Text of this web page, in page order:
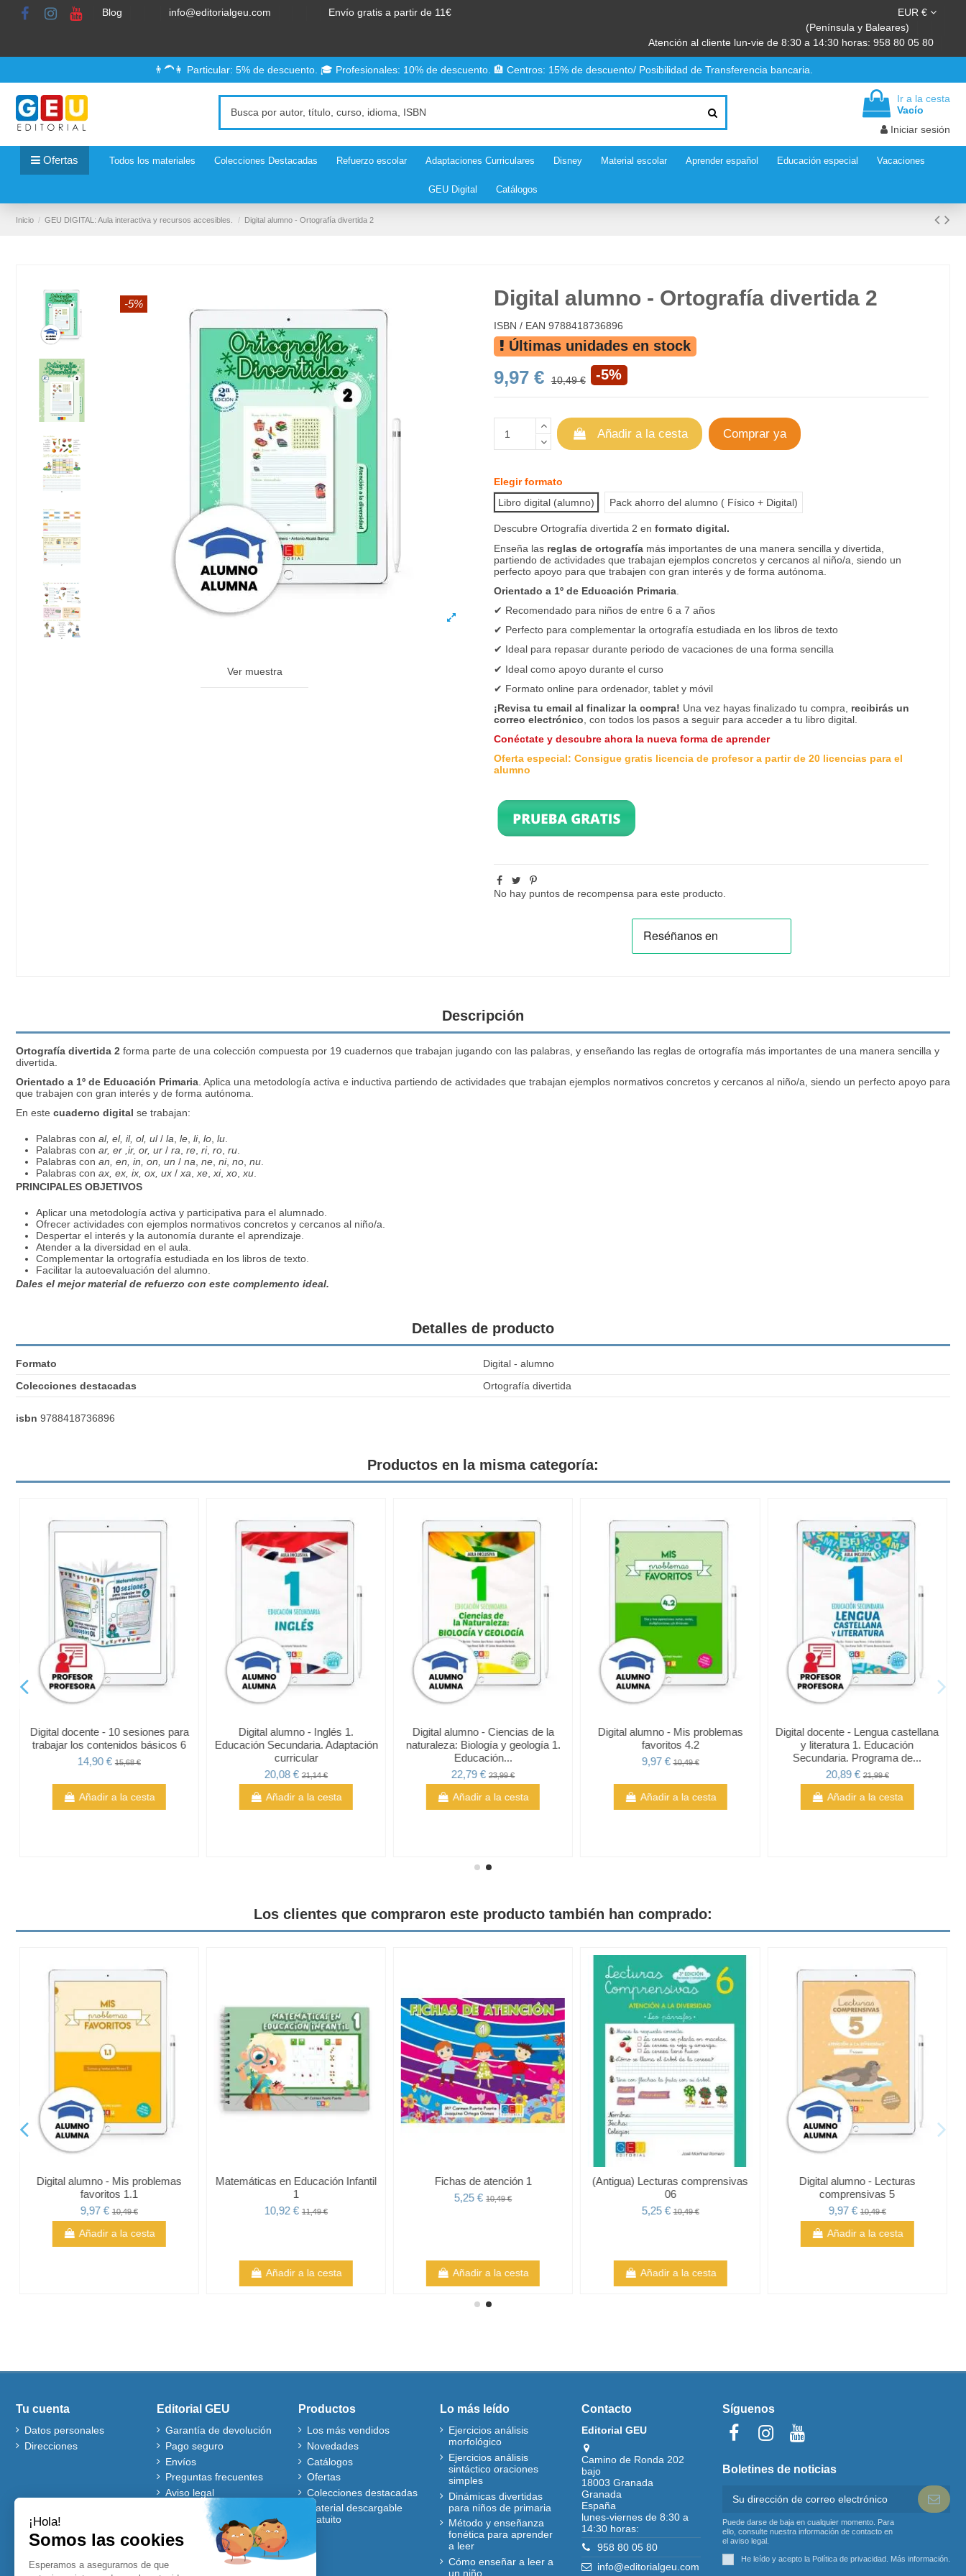
Blog info@editorialgeu.com Envío gratis a partir de 11€
EUR €
(Península y Baleares)
Atención al cliente lun-vie de 8:30 a 14:30 horas: 958 80 05 80
👨‍🦱👩 Particular: 5% de descuento. 🎓 Profesionales: 10% de descuento. 🏨 Centros: 15% de descuento/ Posibilidad de Transferencia bancaria.
Ir a la cesta
Vacío
Iniciar sesión
Ofertas Todos los materiales Colecciones Destacadas Refuerzo escolar Adaptaciones Curriculares Disney Material escolar Aprender español Educación especial Vacaciones
GEU Digital Catálogos
Inicio GEU DIGITAL: Aula interactiva y recursos accesibles. Digital alumno - Ortografía divertida 2
-5%
Ver muestra
Digital alumno - Ortografía divertida 2
ISBN / EAN 9788418736896
Últimas unidades en stock
9,97 € 10,49 € -5%
Añadir a la cesta Comprar ya
Elegir formato
Libro digital (alumno)
Pack ahorro del alumno ( Físico + Digital)
Descubre Ortografía divertida 2 en formato digital.
Enseña las reglas de ortografíamás importantes de una manera sencilla y divertida,
partiendo de actividades que trabajan ejemplos concretos y cercanos al niño/a, siendo un
perfecto apoyo para que trabajen con gran interés y de forma autónoma.
Orientado a 1º de Educación Primaria.
✔ Recomendado para niños de entre 6 a 7 años
✔ Perfecto para complementar la ortografía estudiada en los libros de texto
✔ Ideal para repasar durante periodo de vacaciones de una forma sencilla
✔ Ideal como apoyo durante el curso
✔ Formato online para ordenador, tablet y móvil
¡Revisa tu email al finalizar la compra! Una vez hayas finalizado tu compra, recibirás un
correo electrónico , con todos los pasos a seguir para acceder a tu libro digital.
Conéctate y descubre ahora la nueva forma de aprender
Oferta especial: Consigue gratis licencia de profesor a partir de 20 licencias para el
alumno
No hay puntos de recompensa para este producto.
Descripción
Ortografía divertida 2 forma parte de una colección compuesta por 19 cuadernos que trabajan jugando con las palabras, y enseñando las reglas de ortografía más importantes de una manera sencilla y
divertida.
Orientado a 1º de Educación Primaria. Aplica una metodología activa e inductiva partiendo de actividades que trabajan ejemplos normativos concretos y cercanos al niño/a, siendo un perfecto apoyo para
que trabajen con gran interés y de forma autónoma.
En este cuaderno digital se trabajan:
Palabras con al, el, il, ol, ul/la le, li, lo, lu.
Palabras con ar, er ,ir, or, ur / ra re, ri, ro, ru.
Palabras con an, en, in, on, un / na ne, ni, no, nu.
Palabras con ax, ex, ix, ox, ux / xa xe, xi, xo, xu.
PRINCIPALES OBJETIVOS
Aplicar una metodología activa y participativa para el alumnado.
Ofrecer actividades con ejemplos normativos concretos y cercanos al niño/a.
Despertar el interés y la autonomía durante el aprendizaje.
Atender a la diversidad en el aula.
Complementar la ortografía estudiada en los libros de texto.
Facilitar la autoevaluación del alumno.
Dales el mejor material de refuerzo con este complemento ideal.
Detalles de producto
Formato
Digital - alumno
Colecciones destacadas
Ortografía divertida
isbn 9788418736896
Productos en la misma categoría:
Digital docente - 10 sesiones para
trabajar los contenidos básicos 6
14,90 €15,68 €
Añadir a la cesta
Digital alumno - Inglés 1.
Educación Secundaria. Adaptación
curricular
20,08 € 21,14 €
Añadir a la cesta
Digital alumno - Ciencias de la
naturaleza: Biología y geología 1.
Educación...
22,79 €23,99 €
Añadir a la cesta
Digital alumno - Mis problemas
favoritos 4.2
9,97 €10,49 €
Añadir a la cesta
Digital docente - Lengua castellana
y literatura 1. Educación
Secundaria. Programa de...
20,89 €21,99 €
Añadir a la cesta
Los clientes que compraron este producto también han comprado:
Digital alumno - Mis problemas
favoritos 1.1
9,97 €10,49 €
Añadir a la cesta
Matemáticas en Educación Infantil
1
10,92 € 11,49 €
Añadir a la cesta
Fichas de atención 1
5,25 €10,49 €
Añadir a la cesta
(Antigua) Lecturas comprensivas
06
5,25 €10,49 €
Añadir a la cesta
Digital alumno - Lecturas
comprensivas 5
9,97 €10,49 €
Añadir a la cesta
Tu cuenta
Datos personales
Direcciones
Editorial GEU
Garantía de devolución
Pago seguro
Envíos
Preguntas frecuentes
Aviso legal
Quiénes somos
Política de cookies
Autores
Ventajas de comprar en
nuestra web
Productos
Los más vendidos
Novedades
Catálogos
Ofertas
Colecciones destacadas
Material descargable
gratuito
Lo más leído
Ejercicios análisis
morfológico
Ejercicios análisis
sintáctico oraciones
simples
Dinámicas divertidas
para niños de primaria
Método y enseñanza
fonética para aprender
a leer
Cómo enseñar a leer a
un niño
Contacto
Editorial GEU
Camino de Ronda 202
bajo
18003 Granada
Granada
España
lunes-viernes de 8:30 a
14:30 horas:
958 80 05 80
info@editorialgeu.com
Síguenos
Boletines de noticias
Puede darse de baja en cualquier momento. Para
ello, consulte nuestra información de contacto en
el aviso legal.
He leído y acepto la Política de privacidad. Más información